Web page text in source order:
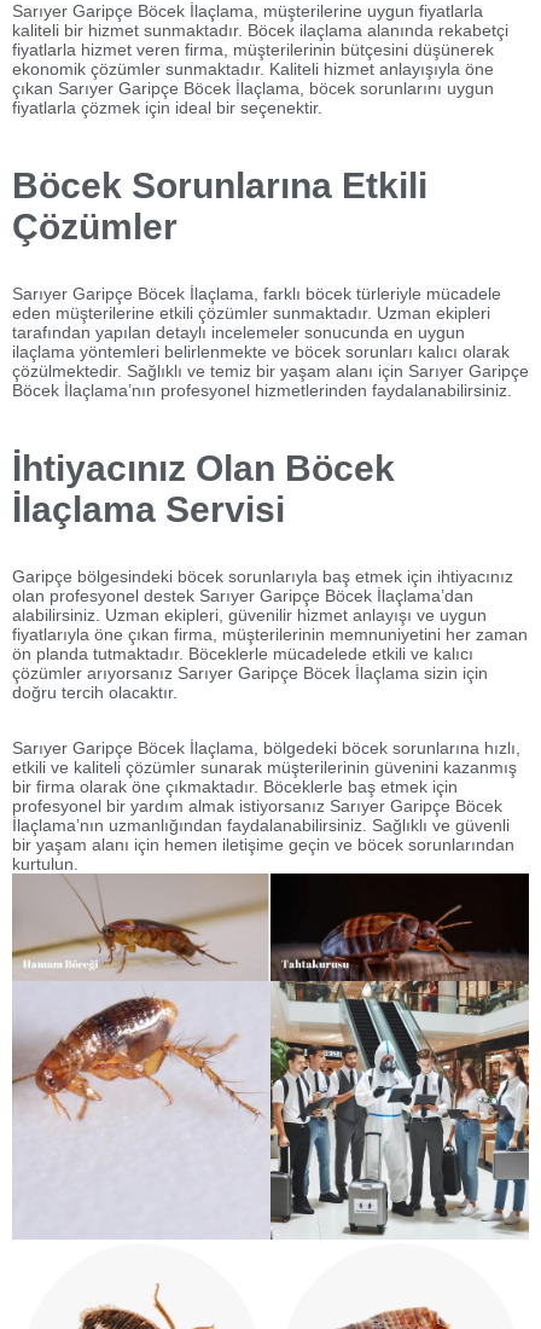
Sarıyer Garipçe Böcek İlaçlama, müşterilerine uygun fiyatlarla
kaliteli bir hizmet sunmaktadır. Böcek ilaçlama alanında rekabetçi
fiyatlarla hizmet veren firma, müşterilerinin bütçesini düşünerek
ekonomik çözümler sunmaktadır. Kaliteli hizmet anlayışıyla öne
çıkan Sarıyer Garipçe Böcek İlaçlama, böcek sorunlarını uygun
fiyatlarla çözmek için ideal bir seçenektir.
Böcek Sorunlarına Etkili
Çözümler
Sarıyer Garipçe Böcek İlaçlama, farklı böcek türleriyle mücadele
eden müşterilerine etkili çözümler sunmaktadır. Uzman ekipleri
tarafından yapılan detaylı incelemeler sonucunda en uygun
ilaçlama yöntemleri belirlenmekte ve böcek sorunları kalıcı olarak
çözülmektedir. Sağlıklı ve temiz bir yaşam alanı için Sarıyer Garipçe
Böcek İlaçlama’nın profesyonel hizmetlerinden faydalanabilirsiniz.
İhtiyacınız Olan Böcek
İlaçlama Servisi
Garipçe bölgesindeki böcek sorunlarıyla baş etmek için ihtiyacınız
olan profesyonel destek Sarıyer Garipçe Böcek İlaçlama’dan
alabilirsiniz. Uzman ekipleri, güvenilir hizmet anlayışı ve uygun
fiyatlarıyla öne çıkan firma, müşterilerinin memnuniyetini her zaman
ön planda tutmaktadır. Böceklerle mücadelede etkili ve kalıcı
çözümler arıyorsanız Sarıyer Garipçe Böcek İlaçlama sizin için
doğru tercih olacaktır.
Sarıyer Garipçe Böcek İlaçlama, bölgedeki böcek sorunlarına hızlı,
etkili ve kaliteli çözümler sunarak müşterilerinin güvenini kazanmış
bir firma olarak öne çıkmaktadır. Böceklerle baş etmek için
profesyonel bir yardım almak istiyorsanız Sarıyer Garipçe Böcek
İlaçlama’nın uzmanlığından faydalanabilirsiniz. Sağlıklı ve güvenli
bir yaşam alanı için hemen iletişime geçin ve böcek sorunlarından
kurtulun.